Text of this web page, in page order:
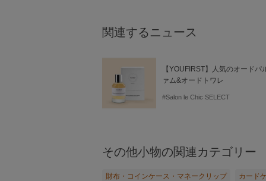
関連するニュース
【YOUFIRST】人気のオードパ
ァム&オードトワレ
#Salon le Chic SELECT
その他小物の関連カテゴリー
財布・コインケース・マネークリップ カード